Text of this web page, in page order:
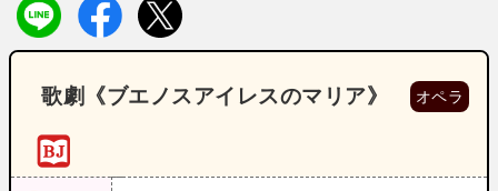
歌劇《ブエノスアイレスのマリア》 オペラ